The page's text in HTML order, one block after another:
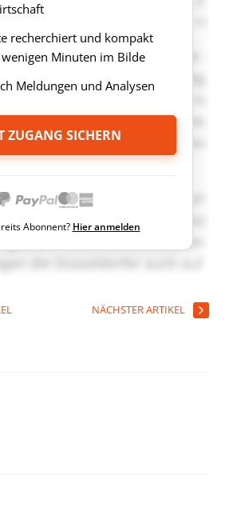
recherchiert und kompakt
Minuten im Bilde
Meldungen und Analysen
ZUGANG SICHERN
Abonnent? Hier anmelden
NÄCHSTER ARTIKEL